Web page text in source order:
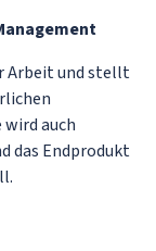
Arbeit und stellt
auch
das Endprodukt